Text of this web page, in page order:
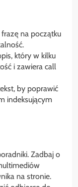
na początku
który w kilku
i zawiera call
by poprawić
indeksującym
Zadbaj o
na stronie.